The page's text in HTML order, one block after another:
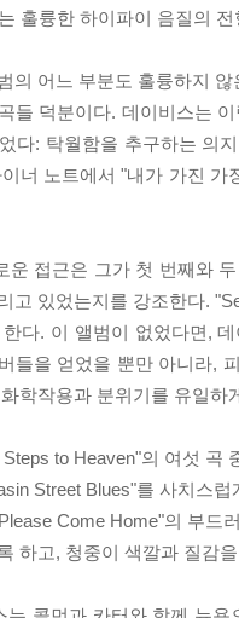
훌륭한 하이파이 음질의 전
의 어느 부분도 훌륭하지
들 덕분이다. 데이비스는
다: 탁월함을 추구하는 의
너 노트에서 "내가 가진
운 접근은 그가 첫 번째와
고 있었는지를 강조한다.
다. 이 앨범이 없었다면,
들을 얻었을 뿐만 아니라,
학작용과 분위기를 유일하
to Heaven"의 여섯 곡
Street Blues"를 사치스
Come Home"의 부드
하고, 청중이 색깔과 질감